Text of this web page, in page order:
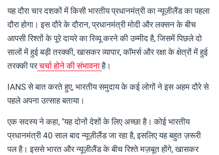
यह दौरा चार दशकों में किसी भारतीय प्रधानमंत्री का न्यूज़ीलैंड का पहला
दौरा होगा। इस दौरे के दौरान, प्रधानमंत्री मोदी और लक्सन के बीच
आपसी रिश्तों के पूरे दायरे का रिव्यू करने की उम्मीद है, जिसमें पिछले दो
सालों में हुई बड़ी तरक्की, खासकर व्यापार, कॉमर्स और रक्षा के क्षेत्रों में हुई
तरक्की परचर्चा होने की संभावनाहै।
IANS से ​​बात करते हुए, भारतीय समुदाय के कई लोगों ने इस अहम दौरे से
पहले अपना उत्साह बताया।
एक सदस्य ने कहा, "यह दोनों देशों के लिए अच्छा है। कोई भारतीय
प्रधानमंत्री 40 साल बाद न्यूज़ीलैंड जा रहा है, इसलिए यह बहुत ज़रूरी
पल है। इससे भारत और न्यूज़ीलैंड के बीच रिश्ते मज़बूत होंगे, खासकर